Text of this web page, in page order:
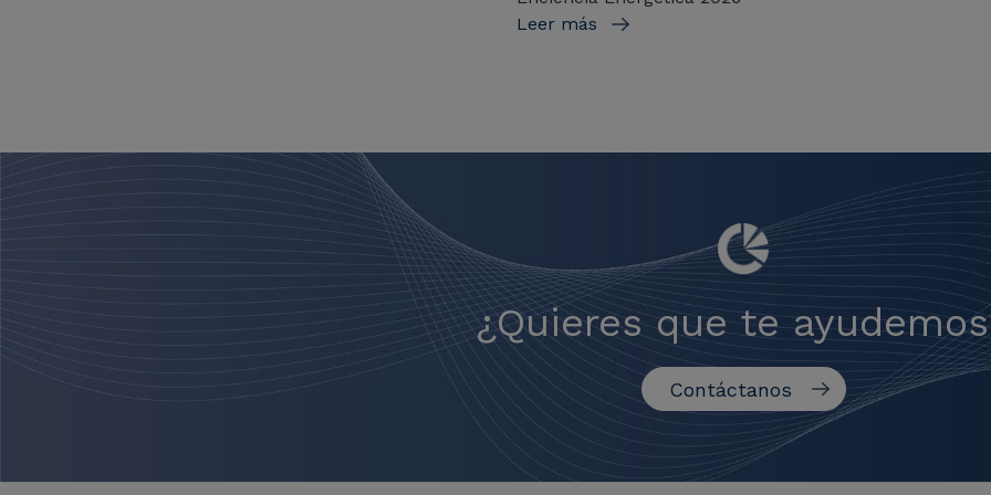
Leer más
¿Quieres que te
Contáctanos